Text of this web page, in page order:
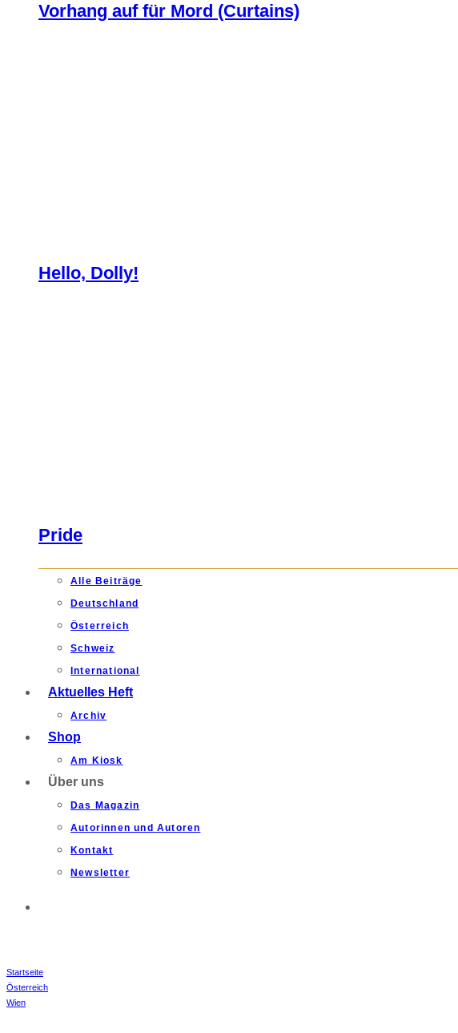
Vorhang auf für Mord (Curtains)
Hello, Dolly!
Pride
Alle Beiträge
Deutschland
Österreich
Schweiz
International
Aktuelles Heft
Archiv
Shop
Am Kiosk
Über uns
Das Magazin
Autorinnen und Autoren
Kontakt
Newsletter
Startseite
Österreich
Wien